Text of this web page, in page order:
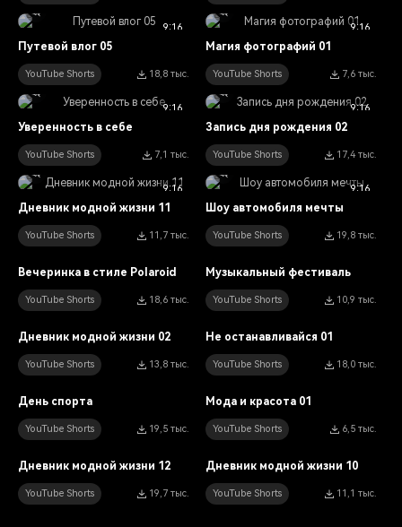
9:16
Путевой влог 05
YouTube Shorts 18,8 тыс.
9:16
Магия фотографий 01
YouTube Shorts 7,6 тыс.
9:16
Уверенность в себе
YouTube Shorts 7,1 тыс.
9:16
Запись дня рождения 02
YouTube Shorts 17,4 тыс.
9:16
Дневник модной жизни 11
YouTube Shorts 11,7 тыс.
9:16
Шоу автомобиля мечты
YouTube Shorts 19,8 тыс.
9:16
Вечеринка в стиле Polaroid
YouTube Shorts 18,6 тыс.
Музыкальный фестиваль
YouTube Shorts 10,9 тыс.
9:16
Дневник модной жизни 02
YouTube Shorts 13,8 тыс.
Не останавливайся 01
YouTube Shorts 18,0 тыс.
День спорта
YouTube Shorts 19,5 тыс.
Мода и красота 01
YouTube Shorts 6,5 тыс.
9:16
Дневник модной жизни 12
YouTube Shorts 19,7 тыс.
9:16
Дневник модной жизни 10
YouTube Shorts 11,1 тыс.